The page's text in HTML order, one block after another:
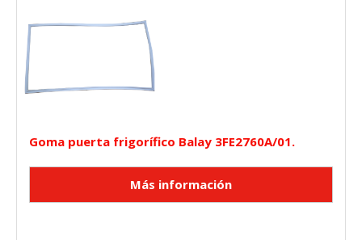
Goma puerta frigorífico Balay 3FE2760A/01.